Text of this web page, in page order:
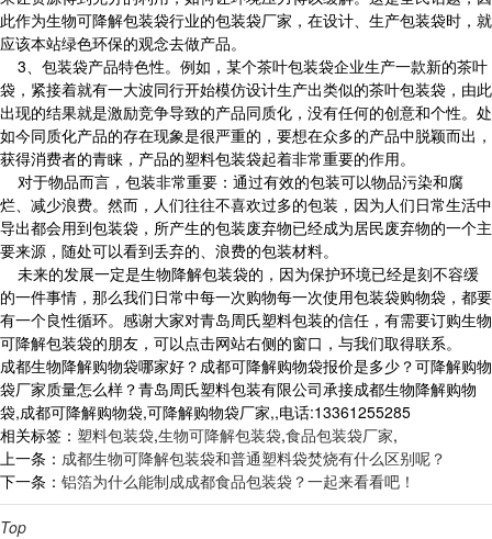
此作为生物可降解包装袋行业的包装袋厂家，在设计、生产包装袋时，就
应该本站绿色环保的观念去做产品。
3、包装袋产品特色性。例如，某个茶叶包装袋企业生产一款新的茶叶
袋，紧接着就有一大波同行开始模仿设计生产出类似的茶叶包装袋，由此
出现的结果就是激励竞争导致的产品同质化，没有任何的创意和个性。处
如今同质化产品的存在现象是很严重的，要想在众多的产品中脱颖而出，
获得消费者的青睐，产品的塑料包装袋起着非常重要的作用。
对于物品而言，包装非常重要：通过有效的包装可以物品污染和腐
烂、减少浪费。然而，人们往往不喜欢过多的包装，因为人们日常生活中
导出都会用到包装袋，所产生的包装废弃物已经成为居民废弃物的一个主
要来源，随处可以看到丢弃的、浪费的包装材料。
未来的发展一定是生物降解包装袋的，因为保护环境已经是刻不容缓
的一件事情，那么我们日常中每一次购物每一次使用包装袋购物袋，都要
有一个良性循环。感谢大家对青岛周氏塑料包装的信任，有需要订购生物
可降解包装袋的朋友，可以点击网站右侧的窗口，与我们取得联系。
成都生物降解购物袋哪家好？成都可降解购物袋报价是多少？可降解购物
袋厂家质量怎么样？青岛周氏塑料包装有限公司承接成都生物降解购物
袋,成都可降解购物袋,可降解购物袋厂家,,电话:13361255285
相关标签： 塑料包装袋,生物可降解包装袋,食品包装袋厂家,
上一条： 成都生物可降解包装袋和普通塑料袋焚烧有什么区别呢？
下一条： 铝箔为什么能制成成都食品包装袋？一起来看看吧！
Top